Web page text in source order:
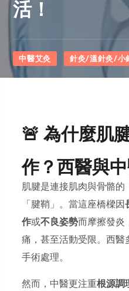
活！
中醫艾灸 針灸/溫針灸/小
🚨 為什麼肌
作？西醫與
肌腱是連接肌肉與骨骼
「腱鞘」。當這座橋樑因
作或不良姿勢而摩擦發炎
痛，甚至活動受限。西
手術處理。
然而，中醫更注重根源調